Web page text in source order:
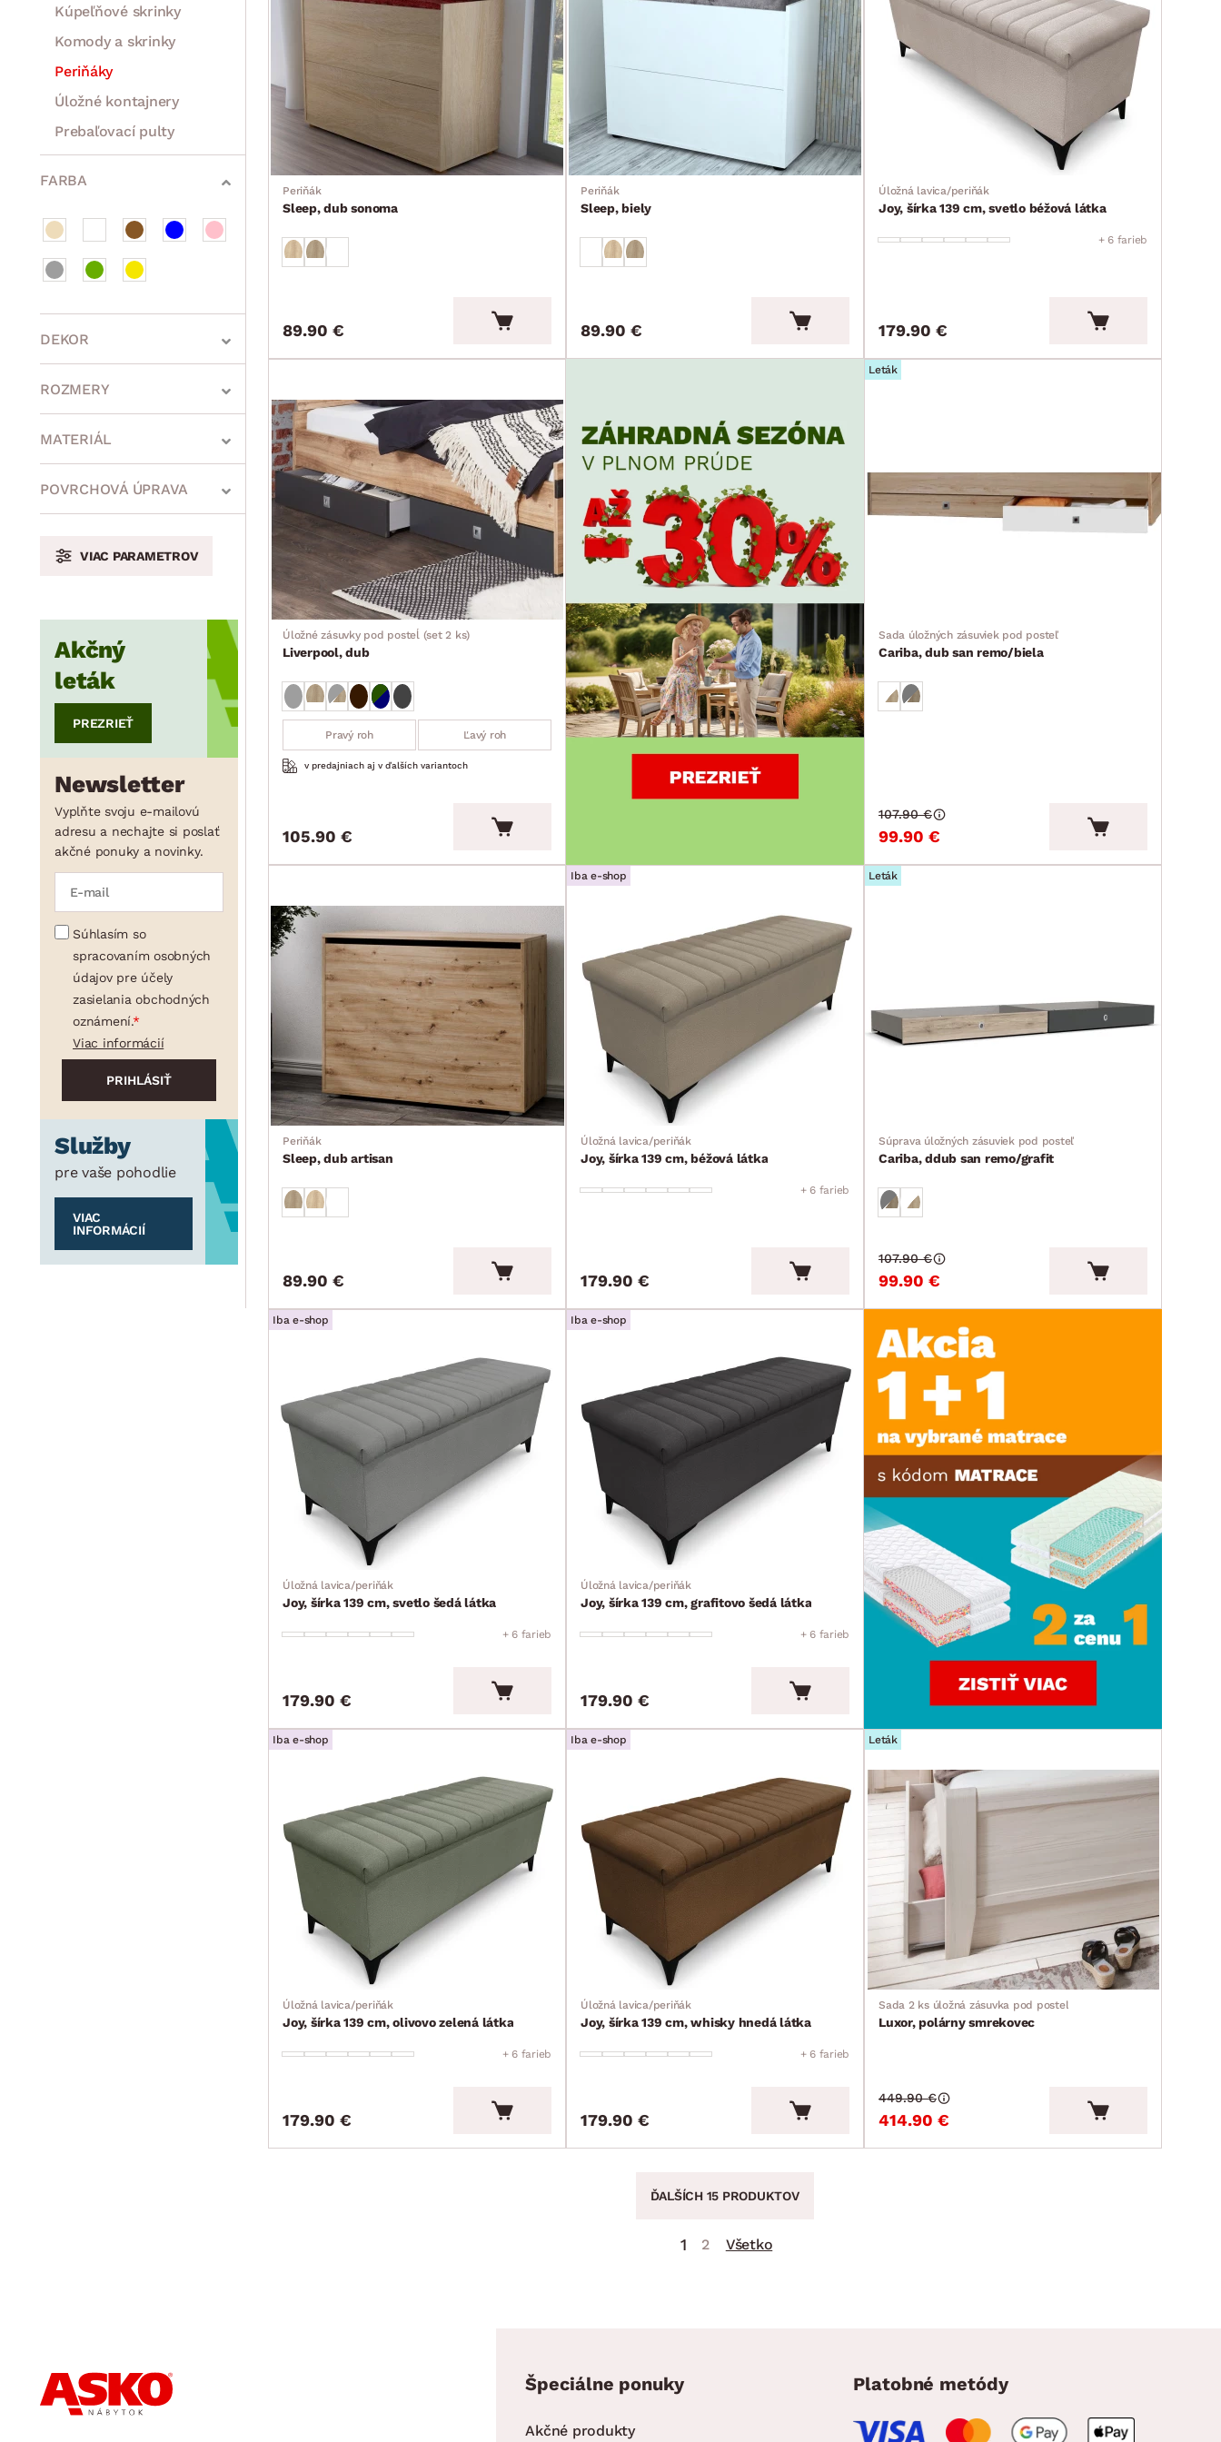
Kúpeľňové skrinky
Komody a skrinky
Periňáky
Úložné kontajnery
Prebaľovací pulty
Bytové doplnky
Sedacie súpravy a pohovky
Zostavy a steny
Drobný nábytok
Spotrebiče
FARBA
DEKOR
ROZMERY
min. cm max.
min. cm max.
min. cm cm
MATERIÁL
POVRCHOVÁ ÚPRAVA
VIAC PARAMETROV
Akčný
leták
PREZRIEŤ
Newsletter
Vyplňte svoju e-mailovú
adresu a nechajte si poslať
akčné ponuky a novinky.
Súhlasím so
spracovaním osobných
údajov pre účely
zasielania obchodných
oznámení.
Viac informácií
Služby
pre vaše pohodlie
VIAC
INFORMÁCIÍ
Periňák
Sleep, dub sonoma
89.90 €
Periňák
Sleep, biely
89.90 €
Úložná lavica/periňák
Joy, šírka 139 cm, svetlo béžová látka
+ 6 farieb
179.90 €
Úložné zásuvky pod posteĺ (set 2 ks)
Liverpool, dub
Pravý roh Ľavý roh
v predajniach aj v ďalších variantoch
105.90 €
Leták
Sada úložných zásuviek pod posteľ
Cariba, dub san remo/biela
99.90 €
107.90 €
Periňák
Sleep, dub artisan
89.90 €
Iba e-shop
Úložná lavica/periňák
Joy, šírka 139 cm, béžová látka
+ 6 farieb
179.90 €
Leták
Súprava úložných zásuviek pod posteľ
Cariba, ddub san remo/grafit
99.90 €
107.90 €
Iba e-shop
Úložná lavica/periňák
Joy, šírka 139 cm, svetlo šedá látka
+ 6 farieb
179.90 €
Iba e-shop
Úložná lavica/periňák
Joy, šírka 139 cm, grafitovo šedá látka
+ 6 farieb
179.90 €
Iba e-shop
Úložná lavica/periňák
Joy, šírka 139 cm, olivovo zelená látka
+ 6 farieb
179.90 €
Iba e-shop
Úložná lavica/periňák
Joy, šírka 139 cm, whisky hnedá látka
+ 6 farieb
179.90 €
Leták
Sada 2 ks úložná zásuvka pod posteľ
Luxor, polárny smrekovec
414.90 €
449.90 €
ĎALŠÍCH 15 PRODUKTOV
1 2 Všetko
Špeciálne ponuky
Akčné produkty
Platobné metódy